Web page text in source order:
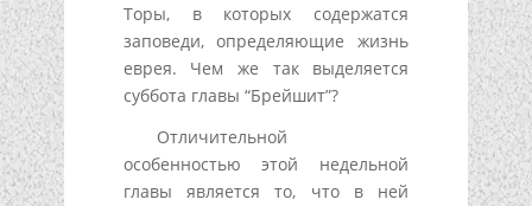
Торы, в которых содержатся
заповеди, определяющие жизнь
еврея. Чем же так выделяется
суббота главы “Брейшит”?
Отличительной
особенностью этой недельной
главы является то, что в ней